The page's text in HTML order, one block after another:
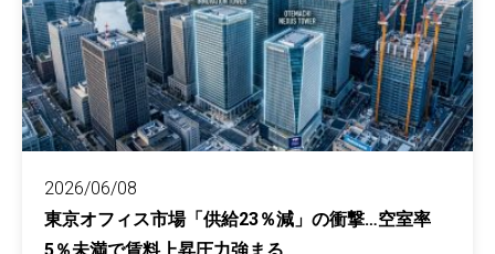
2026/06/08
東京オフィス市場「供給23％減」の衝撃…空室率